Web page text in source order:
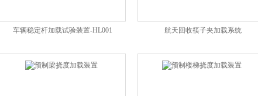
车辆稳定杆加载试验装置-HL001 航天回收筷子夹加载系统